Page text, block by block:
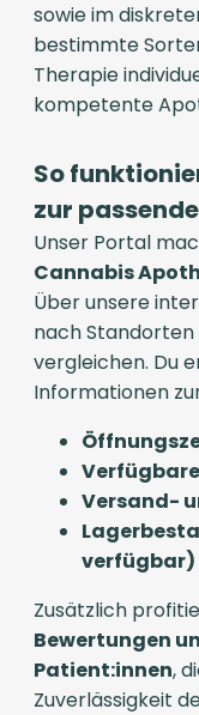
sowie im
bestimmte
Therapie
kompetente
So
zur
Unser Portal
Cannabis
Über unsere
nach
vergleichen. Du
Informationen
Versand-
verfügbar)
Zusätzlich
Bewertungen
Patient:innen,
Zuverlässigkeit